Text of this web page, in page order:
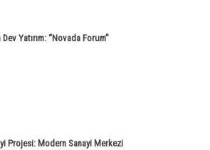
Yatırım: “Novada Forum”
Projesi: Modern Sanayi Merkezi